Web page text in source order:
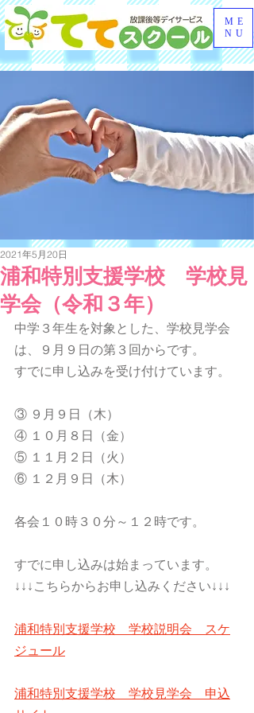
ME
NU
浦和特別支援学校 学校見
学会（令和３年）
2021年5月20日
中学３年生を対象とした、学校見学会
は、９月９日の第３回からです。
すでに申し込みを受け付けています。
③ ９月９日（木）
④ １０月８日（金）
⑤ １１月２日（火）
⑥ １２月９日（木）
各会１０時３０分～１２時です。
すでに申し込みは始まっています。
↓↓↓こちらからお申し込みください↓↓↓
浦和特別支援学校　学校説明会　スケ
ジュール
浦和特別支援学校　学校見学会　申込